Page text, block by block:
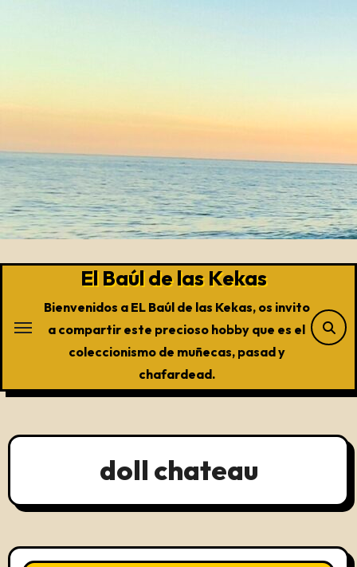
El Baúl de las Kekas
Bienvenidos a EL Baúl de las Kekas, os invito
a compartir este precioso hobby que es el
coleccionismo de muñecas, pasad y
chafardead.
doll chateau